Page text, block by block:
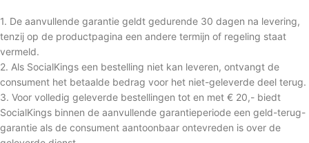
1. De aanvullende garantie geldt gedurende 30 dagen na levering,
tenzij op de productpagina een andere termijn of regeling staat
vermeld.
2. Als SocialKings een bestelling niet kan leveren, ontvangt de
consument het betaalde bedrag voor het niet-geleverde deel terug.
3. Voor volledig geleverde bestellingen tot en met € 20,- biedt
SocialKings binnen de aanvullende garantieperiode een geld-terug-
garantie als de consument aantoonbaar ontevreden is over de